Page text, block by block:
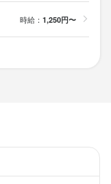
時給： 1,250円〜